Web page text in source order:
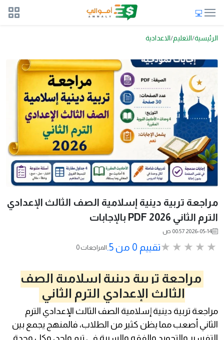
الرئيسية التعليم الاعدادية
مراجعة تربية دينية إسلامية الصف الثالث الإعدادي
الترم الثاني 2026 PDF بالإجابات
2026-05-14 00:57 ص
تقييم 0 من 5. 0 المراجعات
مراجعة تربية دينية إسلامية الصف
الثالث الإعدادي الترم الثاني
مراجعة تربية دينية إسلامية الصف الثالث الإعدادي الترم
الثاني أصعب مما يظن كثير من الطلاب، فالمنهج يجمع بين
التفسير والتجويد والفقه والسيرة في ترم واحد، وكل وحدة